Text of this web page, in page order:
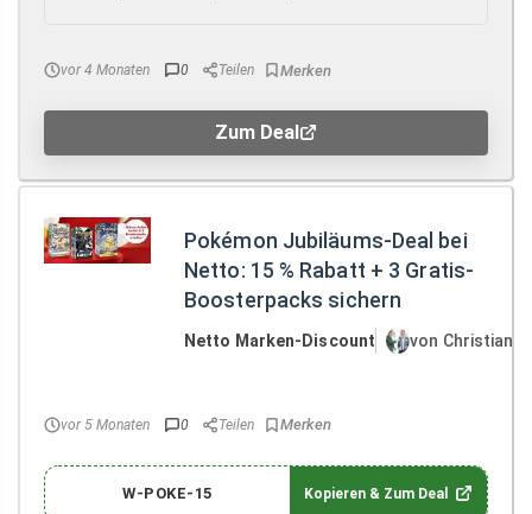
vor 4 Monaten 0 Teilen
Zum Deal
Pokémon Jubiläums-Deal bei
Netto: 15 % Rabatt + 3 Gratis-
Boosterpacks sichern
Netto Marken-Discount von Christian
vor 5 Monaten 0 Teilen
W-POKE-15 Kopieren & Zum Deal